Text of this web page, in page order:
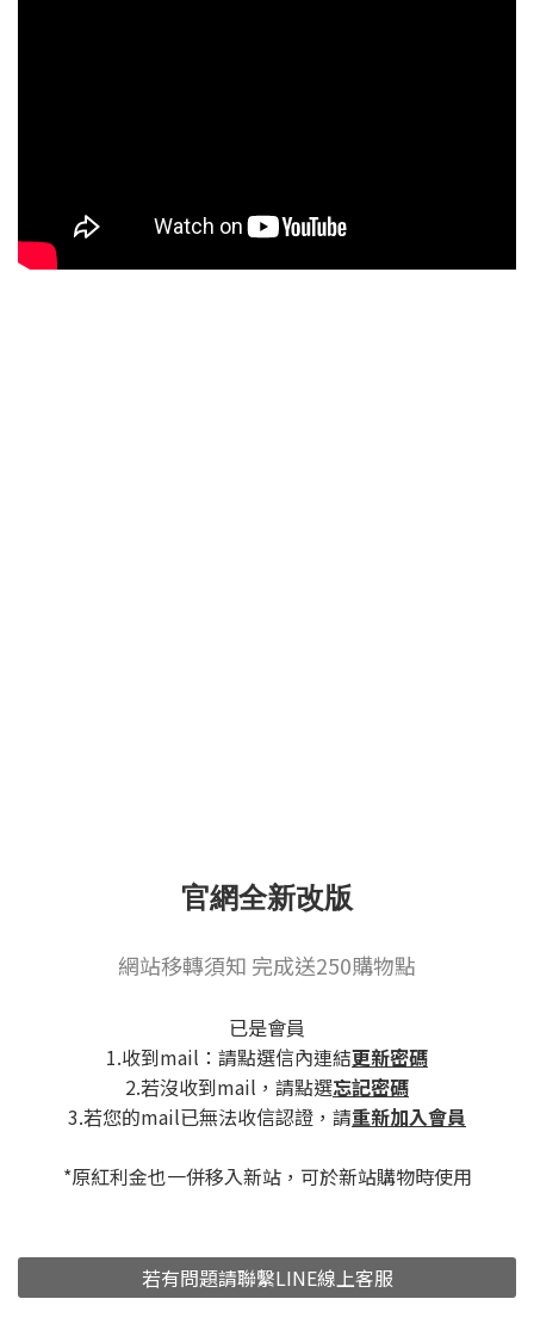
官網全新改版
網站移轉須知 完成送250購物點
已是會員
1.收到mail：請點選信內連結更新密碼
2.若沒收到mail，請點選忘記密碼
3.若您的mail已無法收信認證，請重新加入會員
*原紅利金也一併移入新站，可於新站購物時使用
若有問題請聯繫LINE線上客服